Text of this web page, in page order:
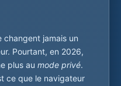
changent jamais un
Pourtant, en 2026,
plus au mode privé.
ce que le navigateur